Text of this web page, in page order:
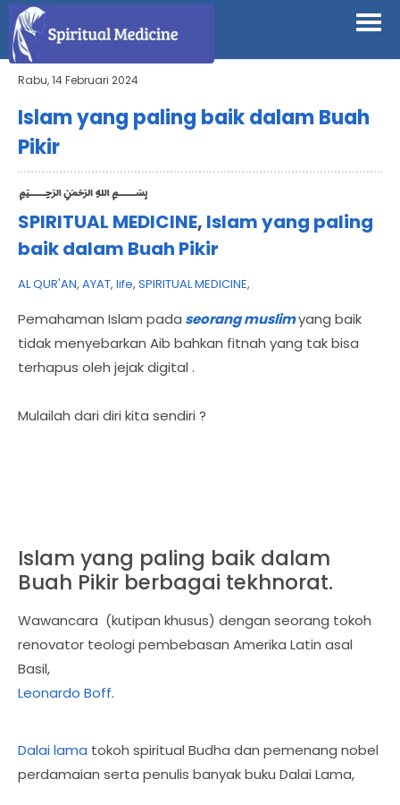
Rabu, 14 Februari 2024
Islam yang paling baik dalam Buah
Pikir
﷽
SPIRITUAL MEDICINE, Islam yang paling
baik dalam Buah Pikir
AL QUR'AN, AYAT, life, SPIRITUAL MEDICINE,
Pemahaman Islam pada seorang muslimyang baik
tidak menyebarkan Aib bahkan fitnah yang tak bisa
terhapus oleh jejak digital .
Mulailah dari diri kita sendiri ?
Islam yang paling baik dalam
Buah Pikir berbagai tekhnorat.
Wawancara (kutipan khusus) dengan seorang tokoh
renovator teologi pembebasan Amerika Latin asal
Basil,
Leonardo Boff.
Dalai lama tokoh spiritual Budha dan pemenang nobel
perdamaian serta penulis banyak buku Dalai Lama,